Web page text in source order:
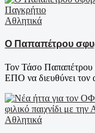
Αθλητικά
Ο Παπαπέτρου
Τον Τάσο Παπαπέτρου
ΕΠΟ να διευθύνει τον
Αθλητικά